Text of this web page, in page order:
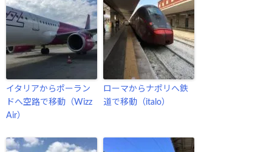
イタリアからポーラン
ドへ空路で移動（Wizz
Air）
ローマからナポリへ鉄
道で移動（italo）